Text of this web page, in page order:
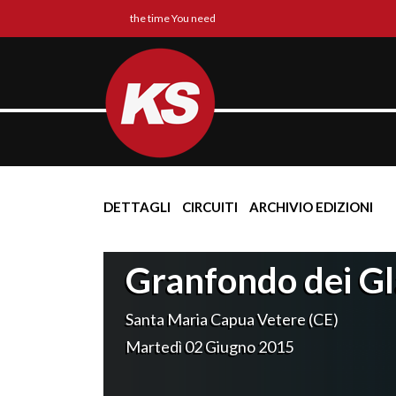
the time You need
DETTAGLI CIRCUITI ARCHIVIO EDIZIONI
Granfondo dei
Santa Maria Capua Vetere (CE)
Martedì 02 Giugno 2015